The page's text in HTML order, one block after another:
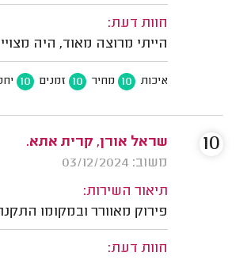
חוות דעת:
הייתי מרוצה מאוד, היה
איכות 10 מחיר 10 זמנים 10
שראל אורן, קרית אתא.
משוב: 03/12/2024
תיאור השירות:
פירוק מאוורר ובמקומו
חוות דעת:
10